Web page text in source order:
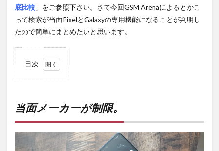
底比較 」をご参照下さい。さて今回GSM Arenaによるとかこ
って検索が当面PixelとGalaxyの専用機能になることが判明し
たので簡単にまとめたいと思います。
目次
カー
が制
限。
Pixel
当面メーカーが制限。